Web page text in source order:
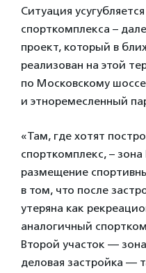
Ситуация
спорткомплекса –
проект, который в
реализован на этой
по Московскому шоссе
и этноремесленный
«Там, где хотят
спорткомплекс, –
размещение
в том, что после
утеряна как
аналогичный
Второй участок —
деловая застройка —